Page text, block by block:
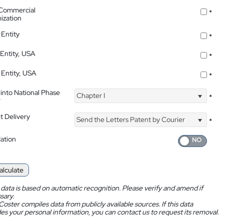
*
Entity
*
USA
*
USA
*
National Phase
Chapter I *
Delivery Send the Letters Patent by Courier
*
is based on automatic recognition. Please verify and amend if
compiles data from publicly available sources. If this data
your personal information, you can contact us to request its removal.